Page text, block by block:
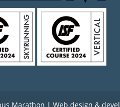
Marathon | Web design &